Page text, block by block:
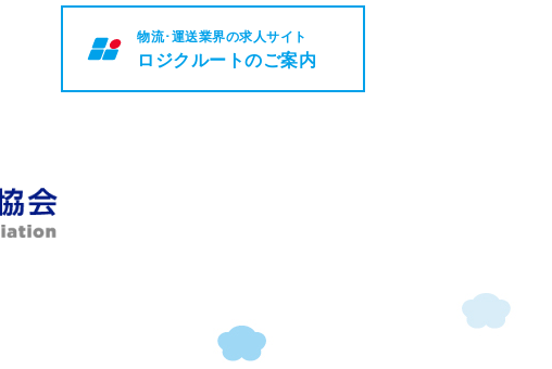
物流･運送業界の求人サイト
ロジクルートのご案内